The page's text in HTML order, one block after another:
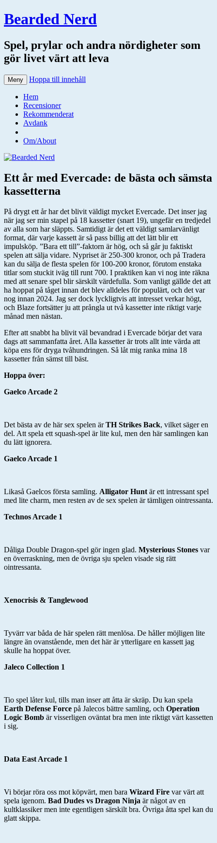
Bearded Nerd
Spel, prylar och andra nördigheter som
gör livet värt att leva
Meny Hoppa till innehåll
Hem
Recensioner
Rekommenderat
Avdank
Om/About
Ett år med Evercade: de bästa och sämsta
kassetterna
På drygt ett år har det blivit väldigt mycket Evercade. Det inser jag
när jag ser min stapel på 18 kassetter (snart 19), ungefär en tredjedel
av alla som har släppts. Samtidigt är det ett väldigt samlarvänligt
format, där varje kassett är så pass billig att det lätt blir ett
impulsköp. ”Bara ett till”-faktorn är hög, och så går ju faktiskt
spelen att sälja vidare. Nypriset är 250-300 kronor, och på Tradera
kan du sälja de flesta spelen för 100-200 kronor, förutom enstaka
titlar som stuckit iväg till runt 700. I praktiken kan vi nog inte räkna
med att senare spel blir särskilt värdefulla. Som vanligt gällde det att
ha hoppat på tåget innan det blev alldeles för populärt, och det var
nog innan 2024. Jag ser dock lyckligtvis att intresset verkar högt,
och Blaze fortsätter ju att prångla ut två kassetter inte riktigt varje
månad men nästan.
Efter att snabbt ha blivit väl bevandrad i Evercade börjar det vara
dags att sammanfatta året. Alla kassetter är trots allt inte värda att
köpa ens för dryga tvåhundringen. Så låt mig ranka mina 18
kassetter från sämst till bäst.
Hoppa över:
Gaelco Arcade 2
Det bästa av de här sex spelen ärTH Strikes Back, vilket säger en
del. Att spela ett squash-spel är lite kul, men den här samlingen kan
du lätt ignorera.
Gaelco Arcade 1
Likaså Gaelcos första samling. Alligator Hunt är ett intressant spel
med lite charm, men resten av de sex spelen är tämligen ointressanta.
Technos Arcade 1
Dåliga Double Dragon-spel gör ingen glad. Mysterious Stones var
en överraskning, men de övriga sju spelen visade sig rätt
ointressanta.
Xenocrisis & Tanglewood
Tyvärr var båda de här spelen rätt menlösa. De håller möjligen lite
längre än ovanstående, men det här är ytterligare en kassett jag
skulle ha hoppat över.
Jaleco Collection 1
Tio spel låter kul, tills man inser att åtta är skräp. Du kan spela
Earth Defense Force på Jalecos bättre samling, och Operation
Logic Bomb är visserligen oväntat bra men inte riktigt värt kassetten
i sig.
Data East Arcade 1
Vi börjar röra oss mot köpvärt, men bara Wizard Fire var värt att
spela igenom. Bad Dudes vs Dragon Ninja är något av en
kultklassiker men inte egentligen särskilt bra. Övriga åtta spel kan du
glatt skippa.